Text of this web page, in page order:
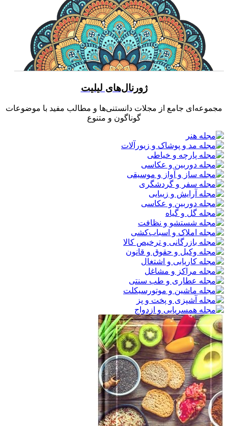
ژورنال‌های لیلیت
مجموعه‌ای جامع از مجلات دانستنی‌ها و مطالب مفید با موضوعات
گوناگون و متنوع